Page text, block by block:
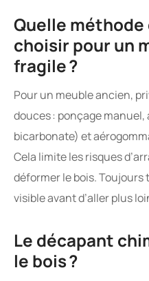
Quelle méthode
choisir pour un
fragile ?
Pour un meuble ancien,
douces : ponçage
bicarbonate) et
Cela limite les risques
déformer le bois. Toujours
visible avant d’aller plus
Le décapant
le bois ?